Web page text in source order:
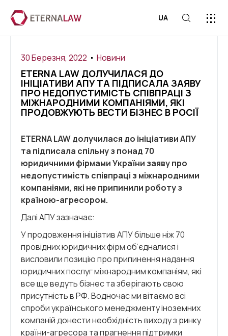
UA
30 Березня, 2022 Новини
ETERNA LAW ДОЛУЧИЛАСЯ ДО
ІНІЦІАТИВИ АПУ ТА ПІДПИСАЛА ЗАЯВУ
ПРО НЕДОПУСТИМІСТЬ СПІВПРАЦІ З
МІЖНАРОДНИМИ КОМПАНІЯМИ, ЯКІ
ПРОДОВЖУЮТЬ ВЕСТИ БІЗНЕС В РОСІЇ
ETERNA LAW долучилася до ініціативи АПУ
та підписала спільну з понад 70
юридичними фірмами України заяву про
недопустимість співпраці з міжнародними
компаніями, які не припинили роботу з
країною-агресором.
Далі АПУ зазначає:
У продовження ініціатив АПУ більше ніж 70
провідних юридичних фірм об’єдналися і
висловили позицію про припинення надання
юридичних послуг міжнародним компаніям, які
все ще ведуть бізнес та зберігають свою
присутність в РФ. Водночас ми вітаємо всі
спроби українського менеджменту іноземних
компаній донести необхідність виходу з ринку
країни-агресора та прагнення підтримки